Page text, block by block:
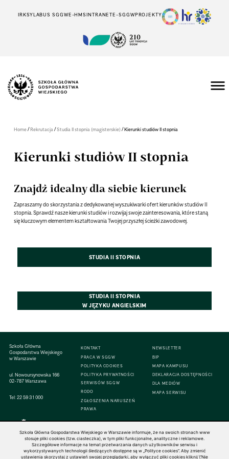
IRKSYLABUS SGGWE-HMSINTRANETE-SGGWPROJEKTY
Home/Rekrutacja/Studia II stopnia (magisterskie)/Kierunki studiów II stopnia
Kierunki studiów II stopnia
Znajdź idealny dla siebie kierunek
Zapraszamy do skorzystania z dedykowanej wyszukiwarki ofert kierunków studiów II
stopnia. Sprawdź nasze kierunki studiów i rozwijaj swoje zainteresowania, które staną
się kluczowym elementem kształtowania Twojej przyszłej ścieżki zawodowej.
STUDIA II STOPNIA
STUDIA II STOPNIA
W JĘZYKU ANGIELSKIM
Szkoła Główna
Gospodarstwa Wiejskiego
w Warszawie
ul. Nowoursynowska 166
02-787 Warszawa
Tel:22 59 31 000
KONTAKT
PRACA W SGGW
POLITYKA COOKIES
POLITYKA PRYWATNOŚCI
SERWISÓW SGGW
RODO
ZGŁOSZENIA NARUSZEŃ
PRAWA
NEWSLETTER
BIP
MAPA KAMPUSU
DEKLARACJA DOSTĘPNOŚCI
DLA MEDIÓW
MAPA SERWISU
© 1816–2026 SGGW — ALL RIGHTS RESERVED
Szkoła Główna Gospodarstwa Wiejskiego w Warszawie informuje, że na swoich stronach www
stosuje pliki cookies (tzw. ciasteczka), w tym pliki funkcjonalne, analityczne i reklamowe.
Szczegółowe informacje na temat przetwarzania danych użytkowników serwisu i
wykorzystywanych technologii śledzących dostępne są w „Polityce cookies”. Aby zmienić
ustawienia skorzystaj z ustawień swojej przeglądarki, aby wyłączyć pliki cookies kliknij \"Nie